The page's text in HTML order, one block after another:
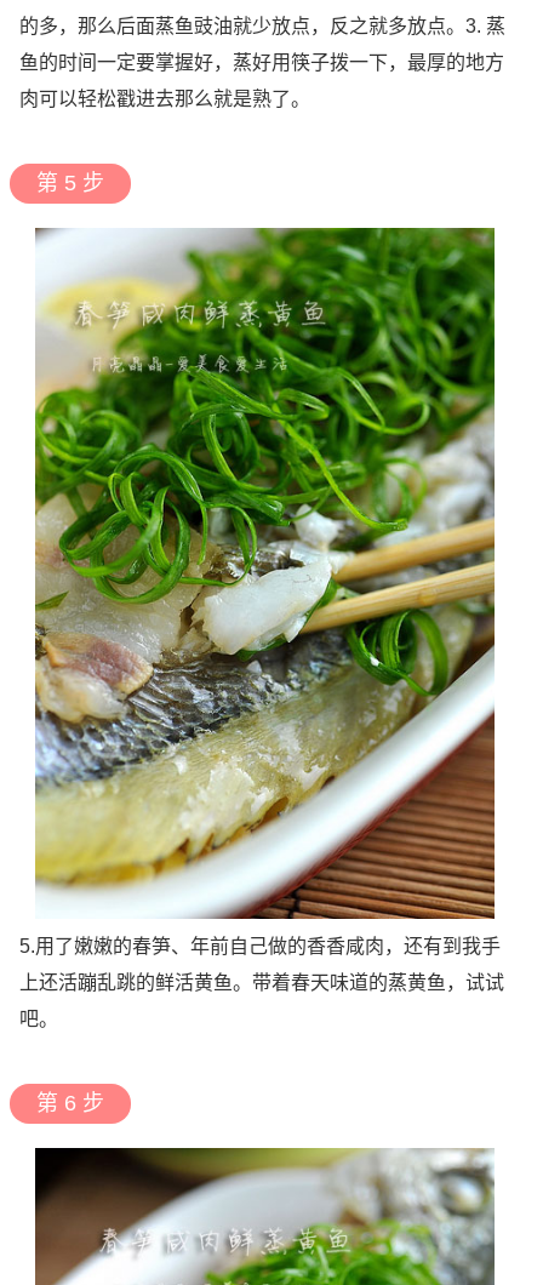
的多，那么后面蒸鱼豉油就少放点，反之就多放点。3. 蒸
鱼的时间一定要掌握好，蒸好用筷子拨一下，最厚的地方
肉可以轻松戳进去那么就是熟了。
第 5 步
5.用了嫩嫩的春笋、年前自己做的香香咸肉，还有到我手
上还活蹦乱跳的鲜活黄鱼。带着春天味道的蒸黄鱼，试试
吧。
第 6 步